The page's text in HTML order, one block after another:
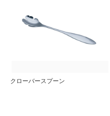
クローバースプーン